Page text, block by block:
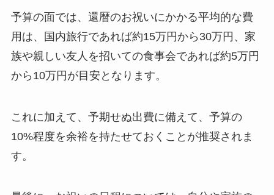
予算の面では、還暦のお祝いにかかる平均的な費
用は、国内旅行であれば約15万円から30万円、家
族や親しい友人を招いての食事会であれば約5万円
から10万円が目安となります。
これに加えて、予期せぬ出費に備えて、予算の
10%程度を余裕を持たせておくことが推奨されま
す。